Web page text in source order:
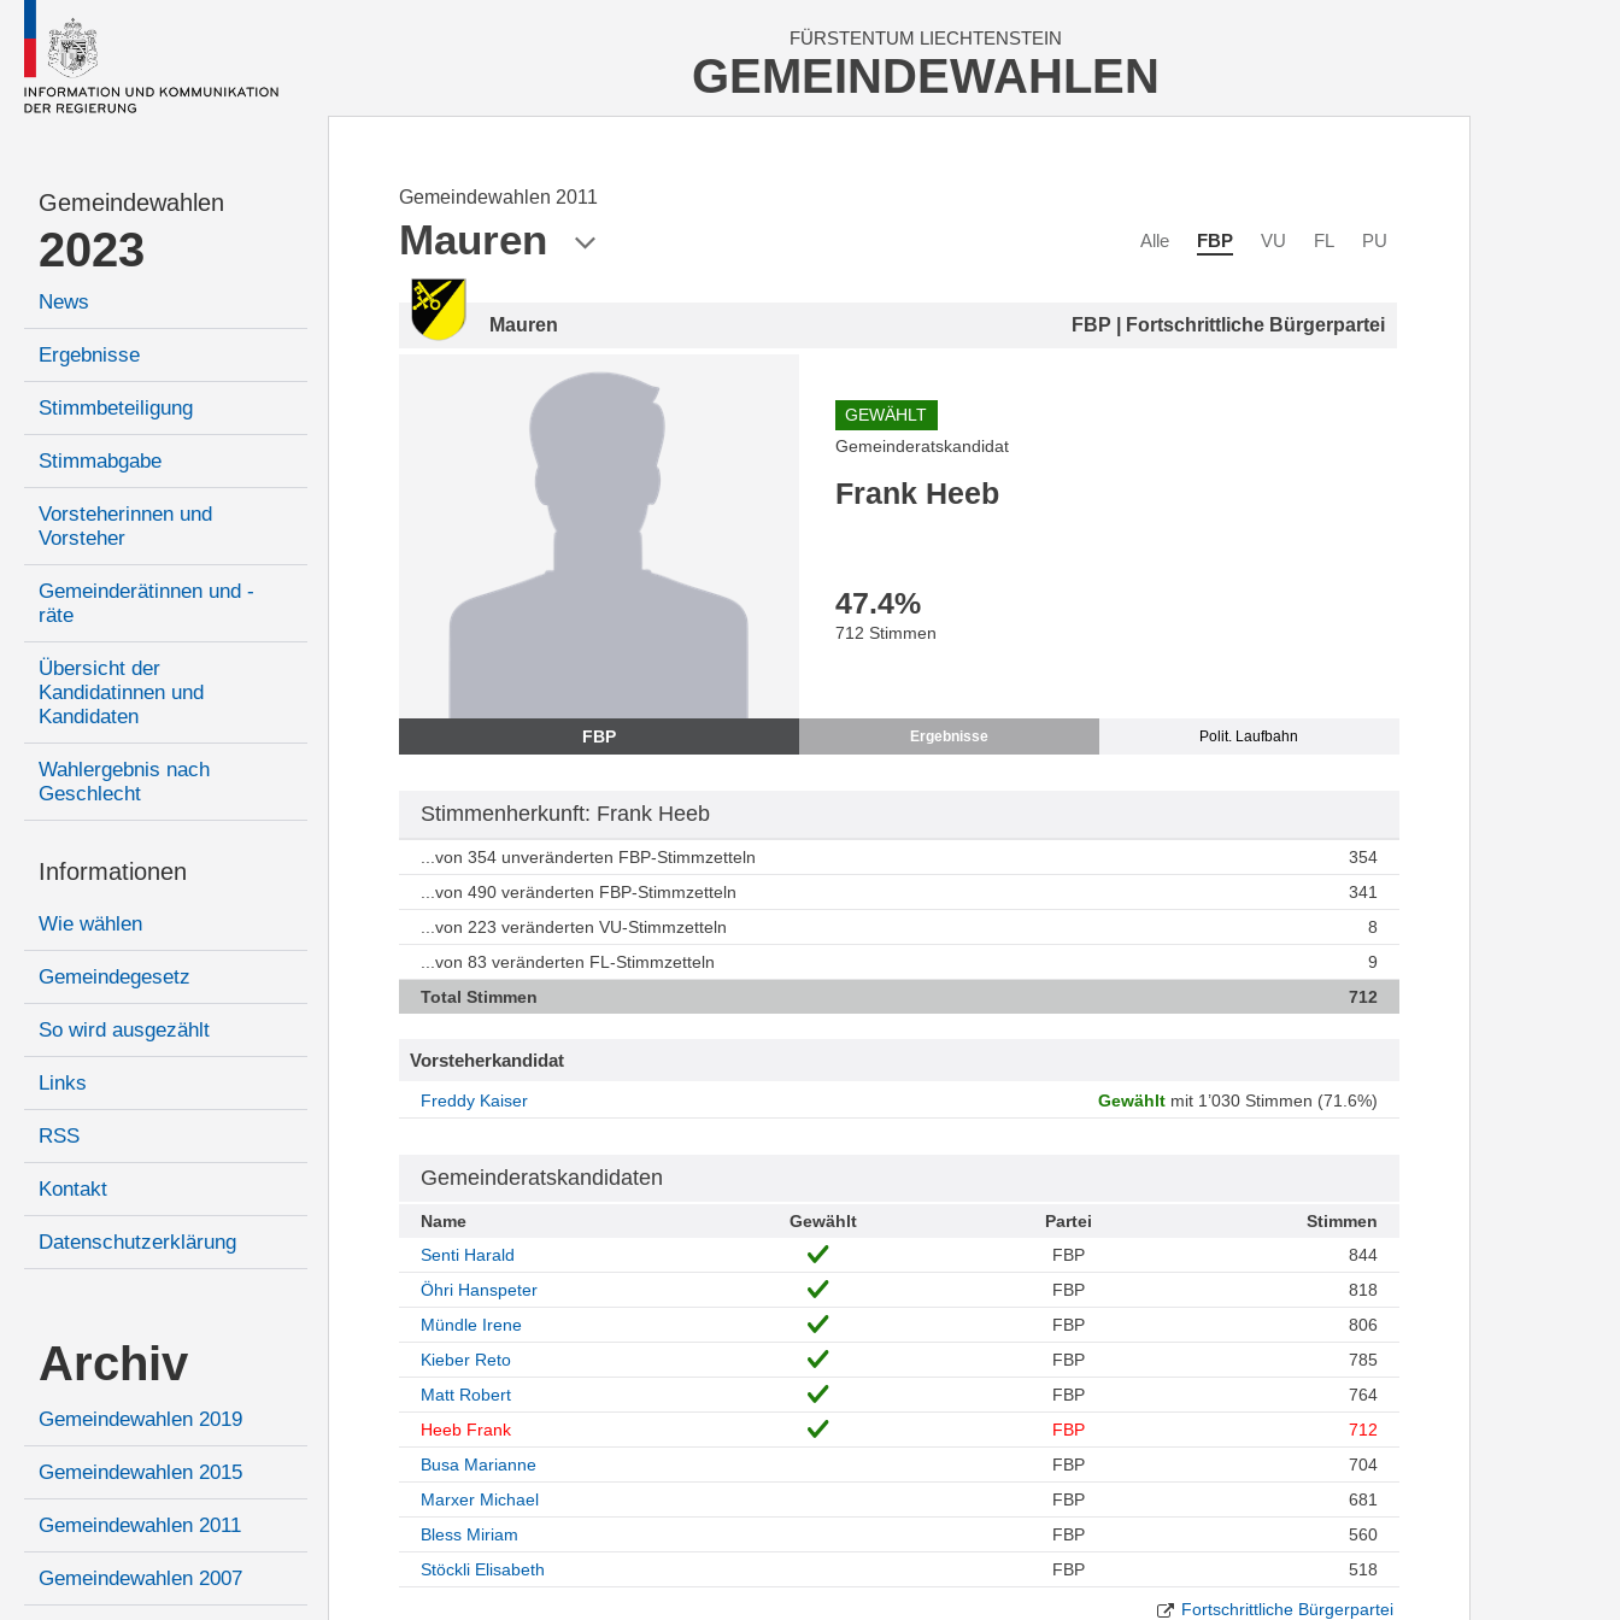
FÜRSTENTUM LIECHTENSTEIN
GEMEINDEWAHLEN
Gemeindewahlen
2023
News
Ergebnisse
Stimmbeteiligung
Stimmabgabe
Vorsteherinnen und
Vorsteher
Gemeinderätinnen und -
räte
Übersicht der
Kandidatinnen und
Kandidaten
Wahlergebnis nach
Geschlecht
Informationen
Wie wählen
Gemeindegesetz
So wird ausgezählt
Links
RSS
Kontakt
Datenschutzerklärung
Archiv
Gemeindewahlen 2019
Gemeindewahlen 2015
Gemeindewahlen 2011
Gemeindewahlen 2007
Gemeindewahlen 2011
Mauren Alle FBP VU FL PU
Mauren FBP | Fortschrittliche Bürgerpartei
FBP
GEWÄHLT
Gemeinderatskandidat
Frank Heeb
47.4%
712 Stimmen
Ergebnisse Polit. Laufbahn
Stimmenherkunft: Frank Heeb
...von 354 unveränderten FBP-Stimmzetteln
354
...von 490 veränderten FBP-Stimmzetteln
341
...von 223 veränderten VU-Stimmzetteln
8
...von 83 veränderten FL-Stimmzetteln
9
Total Stimmen
712
Vorsteherkandidat
Freddy Kaiser Gewähltmit 1’030 Stimmen (71.6%)
Gemeinderatskandidaten
Name Gewählt Partei
Stimmen
Senti Harald
FBP
844
Öhri Hanspeter
FBP
818
Mündle Irene
FBP
806
Kieber Reto
FBP
785
Matt Robert
FBP
764
Heeb Frank
FBP
712
Busa Marianne
FBP
704
Marxer Michael
FBP
681
Bless Miriam
FBP
560
Stöckli Elisabeth
FBP 518
Fortschrittliche Bürgerpartei